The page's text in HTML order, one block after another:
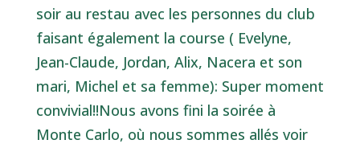
soir au restau avec les personnes du club
faisant également la course ( Evelyne,
Jean-Claude, Jordan, Alix, Nacera et son
mari, Michel et sa femme): Super moment
convivial!!Nous avons fini la soirée à
Monte Carlo, où nous sommes allés voir